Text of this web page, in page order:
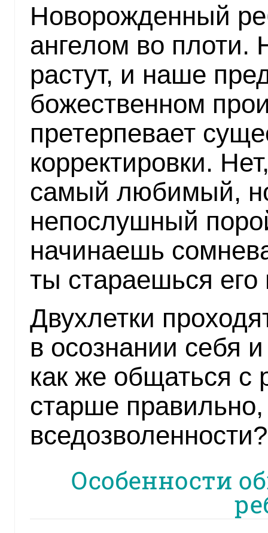
Новорожденный
ангелом во плоти.
растут, и наше
божественном
претерпевает
корректировки.
самый любимый,
непослушный
начинаешь
ты стараешься его
Двухлетки
в осознании себя
как же общаться с
старше
вседозволенности?
Особенности